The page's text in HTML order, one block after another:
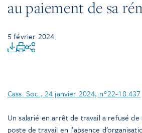
au paiement de sa
5 février 2024
Cass. Soc., 24 janvier 2024, n°22-18.437
Un salarié en arrêt de travail a refusé
poste de travail en l’absence